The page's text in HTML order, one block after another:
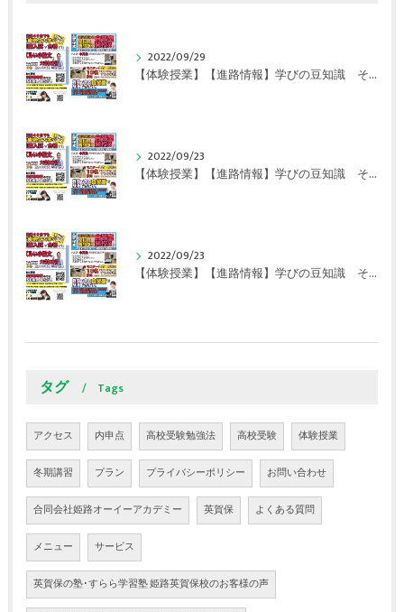
2022/09/29
【体験授業】【進路情報】学びの豆知識 その108 やはり、これに帰ってくる？｜英賀保駅前のすらら学習塾姫路英賀保校
2022/09/23
【体験授業】【進路情報】学びの豆知識 その107 実力テストや模試が苦手な人は｜英賀保駅前のすらら学習塾姫路英賀保校
2022/09/23
【体験授業】【進路情報】学びの豆知識 その106 やはり目的がないとモチベーションが上がらない ｜英賀保駅前のすらら学習塾姫路英賀保校
タグ Tags
アクセス 内申点 高校受験勉強法 高校受験 体験授業
冬期講習 プラン プライバシーポリシー お問い合わせ
合同会社姫路オーイーアカデミー 英賀保 よくある質問
メニュー サービス
英賀保の塾･すらら学習塾 姫路英賀保校のお客様の声